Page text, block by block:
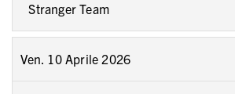
Stranger Team
Ven. 10 Aprile 2026